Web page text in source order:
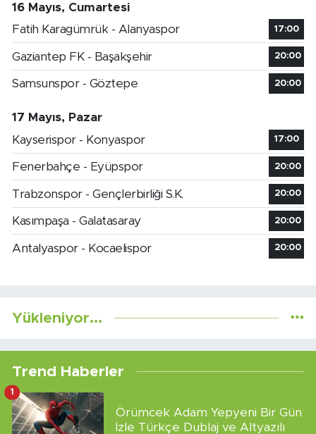
16 Mayıs, Cumartesi
Fatih Karagümrük - Alanyaspor
17:00
Gaziantep FK - Başakşehir 20:00
Samsunspor - Göztepe 20:00
17 Mayıs, Pazar
Kayserispor - Konyaspor
17:00
Fenerbahçe - Eyüpspor 20:00
Trabzonspor - Gençlerbirliği S.K. 20:00
Kasımpaşa - Galatasaray 20:00
Antalyaspor - Kocaelispor 20:00
Yükleniyor...
Trend Haberler
Örümcek Adam Yepyeni Bir Gün
İzle Türkçe Dublaj ve Altyazılı
1